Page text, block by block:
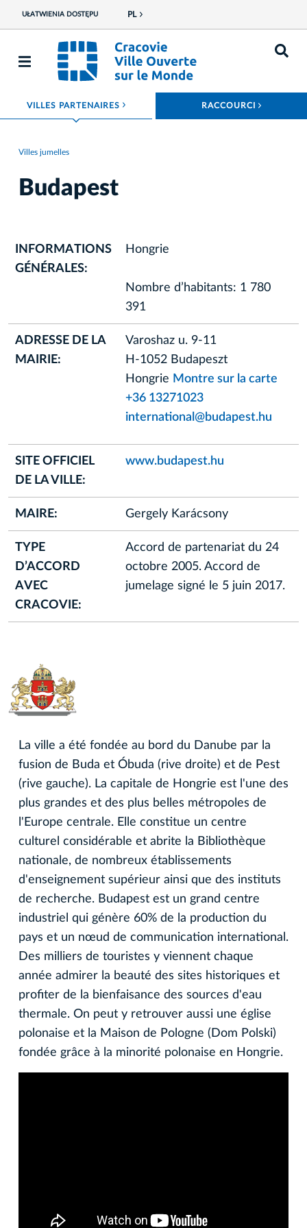
UŁATWIENIA DOSTĘPU PL
VILLES PARTENAIRES ROZWIŃ MENU RACCOURCI
Villes jumelles
Budapest
INFORMATIONS
GÉNÉRALES:
Hongrie
Nombre d’habitants: 1 780
391
ADRESSE DE LA
MAIRIE:
Varoshaz u. 9-11
H-1052 Budapeszt
Hongrie Montre sur la carte
+36 13271023
international@budapest.hu
SITE OFFICIEL
DE LA VILLE:
www.budapest.hu
MAIRE: Gergely Karácsony
TYPE
D’ACCORD
AVEC
CRACOVIE:
Accord de partenariat du 24
octobre 2005. Accord de
jumelage signé le 5 juin 2017.
La ville a été fondée au bord du Danube par la
fusion de Buda et Óbuda (rive droite) et de Pest
(rive gauche). La capitale de Hongrie est l'une des
plus grandes et des plus belles métropoles de
l'Europe centrale. Elle constitue un centre
culturel considérable et abrite la Bibliothèque
nationale, de nombreux établissements
d'enseignement supérieur ainsi que des instituts
de recherche. Budapest est un grand centre
industriel qui génère 60% de la production du
pays et un nœud de communication international.
Des milliers de touristes y viennent chaque
année admirer la beauté des sites historiques et
profiter de la bienfaisance des sources d'eau
thermale. On peut y retrouver aussi une église
polonaise et la Maison de Pologne (Dom Polski)
fondée grâce à la minorité polonaise en Hongrie.